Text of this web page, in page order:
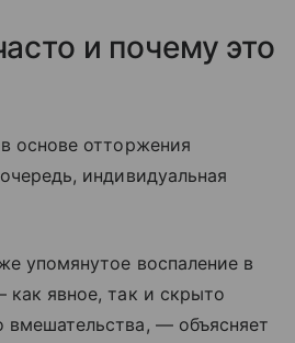
и почему это
основе отторжения
индивидуальная
упомянутое воспаление в
явное, так и скрыто
— объясняет